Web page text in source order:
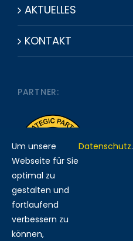
AKTUELLES
KONTAKT
PARTNER:
MITGLIED BEI:
Um unsere
Webseite für Sie
optimal zu
gestalten und
fortlaufend
verbessern zu
können,
Datenschutz.